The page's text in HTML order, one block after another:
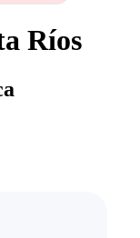
Ríos